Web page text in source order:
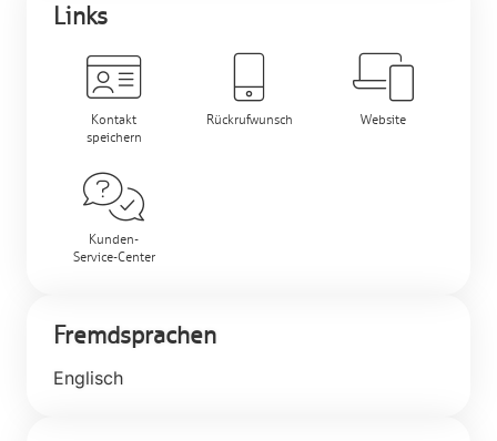
Links
Kontakt
speichern
Rückrufwunsch Website
Kunden-
Service-Center
Fremdsprachen
Englisch